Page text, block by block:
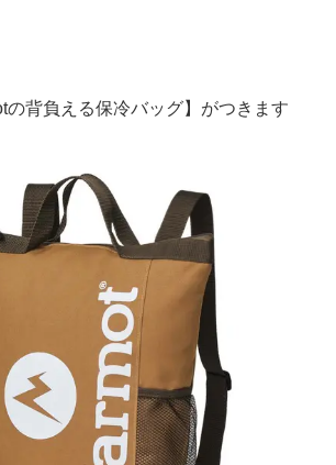
の背負える保冷バッグ】がつきます